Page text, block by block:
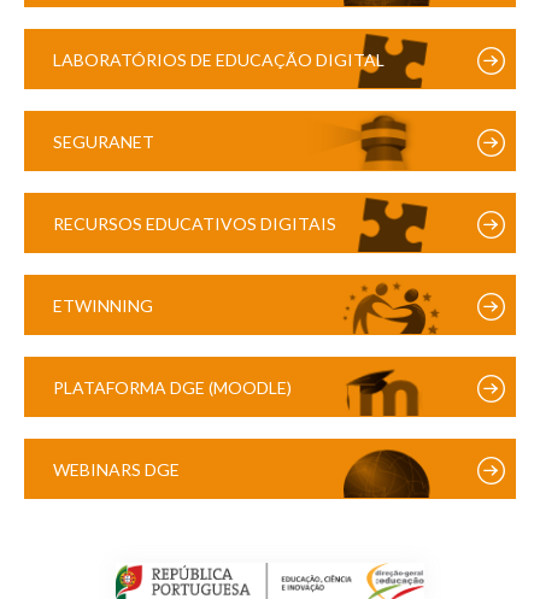
LABORATÓRIOS DE EDUCAÇÃO DIGITAL
SEGURANET
RECURSOS EDUCATIVOS DIGITAIS
ETWINNING
PLATAFORMA DGE (MOODLE)
WEBINARS DGE